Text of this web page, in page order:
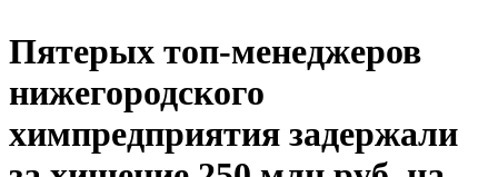
Пятерых топ-менеджеров
нижегородского
химпредприятия задержали